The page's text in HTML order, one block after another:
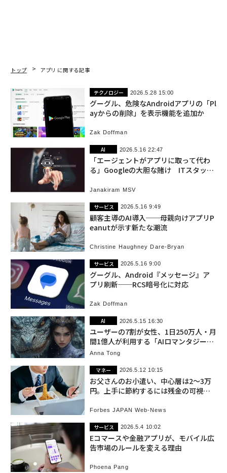
トップ アプリ に関する記事
テクノロジー 2026.5.28 15:00
グーグル、危険なAndroidアプリの「Pl
ayからの削除」を表示機能を追加か
Zak Doffman
AI 2026.5.16 22:47
「エージェントがアプリに取って代わ
る」Googleの大胆な賭け ITスタック
Janakiram MSV
サービス 2026.5.16 9:49
顧客主導のAI導入──母親向けアプリP
eanutが示す新たな潮流
Christine Haughney Dare-Bryan
サービス 2026.5.16 9:00
グーグル、Android『メッセージ』ア
プリ刷新──RCS暗号化に対応
Zak Doffman
AI 2026.5.15 16:30
ユーザーの7割が女性、1日250万人・月
間1億人が利用する「AIロマンタジー」
サイト
Anna Tong
マネー 2026.5.12 10:15
お父さんのお小遣い、中心層は2〜3万
円。上手に節約するには残金の可視化
Forbes JAPAN Web-News
サービス 2026.5.4 10:02
Eコマースや金融アプリが、モバイル広
告市場のルールを変える理由
Phoena Pang